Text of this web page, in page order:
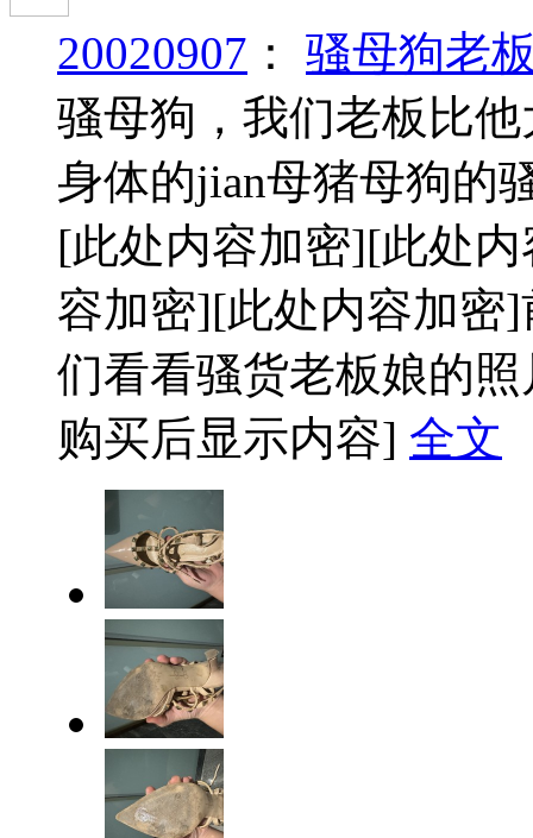
20020907 ： 骚母狗老
骚母狗，我们老板比
身体的jian母猪母狗的
[此处内容加密][此处
容加密][此处内容加密]
们看看骚货老板娘的照
购买后显示内容] 全文